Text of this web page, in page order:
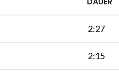
2:27
2:15